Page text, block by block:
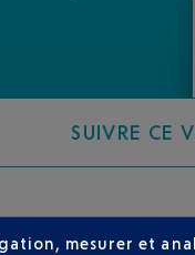
SUIVRE CE
PARCOURS
mesurer et